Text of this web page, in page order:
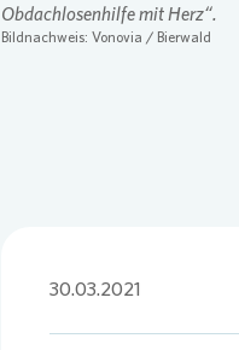
Obdachlosenhilfe mit Herz“.
Bildnachweis: Vonovia / Bierwald
30.03.2021